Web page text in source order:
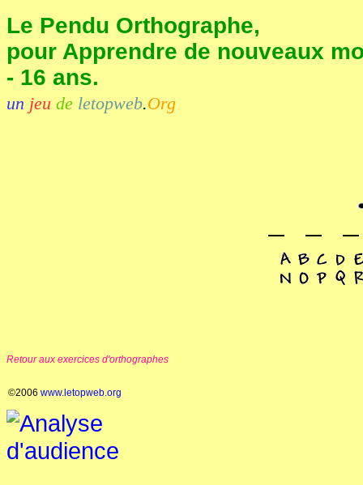
Le Pendu Orthographe,
pour Apprendre de nouveaux
- 16 ans.
un jeu de letopweb.Org
Retour aux exercices d'orthographes
©2006 www.letopweb.org